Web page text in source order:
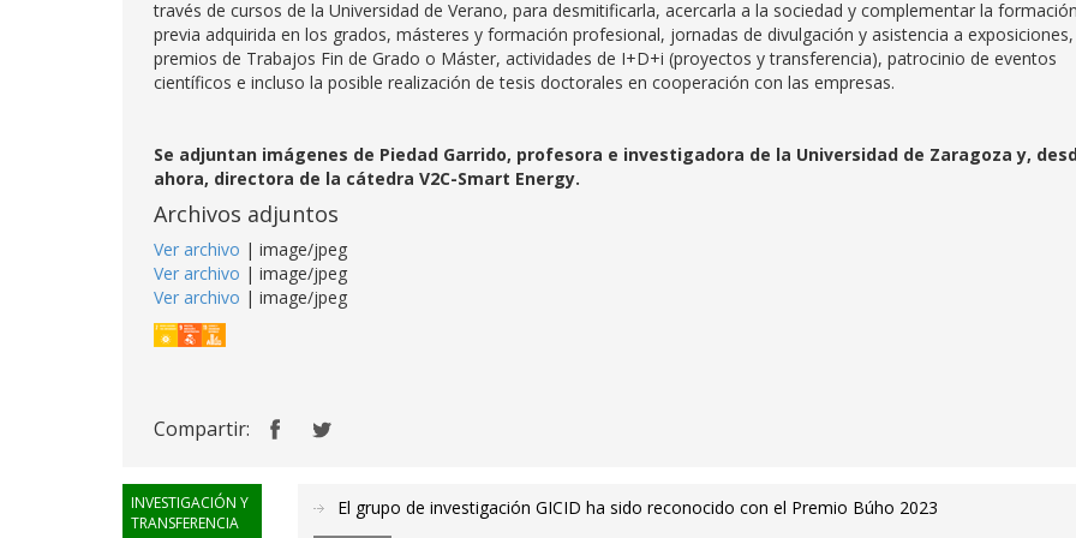
través de cursos de la Universidad de Verano, para desmitificarla, acercarla a la sociedad y complementar la
previa adquirida en los grados, másteres y formación profesional, jornadas de divulgación y asistencia a exposiciones,
premios de Trabajos Fin de Grado o Máster, actividades de I+D+i (proyectos y transferencia), patrocinio de eventos
científicos e incluso la posible realización de tesis doctorales en cooperación con las empresas.
Se adjuntan imágenes de Piedad Garrido, profesora e investigadora de la Universidad de Zaragoza y,
ahora, directora de la cátedra V2C-Smart Energy.
Archivos adjuntos
Ver archivo | image/jpeg
Ver archivo | image/jpeg
Ver archivo | image/jpeg
Compartir:
INVESTIGACIÓN Y
TRANSFERENCIA
El grupo de investigación GICID ha sido reconocido con el Premio Búho 2023